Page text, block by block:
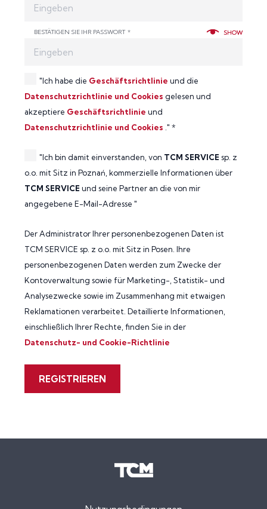
BESTÄTIGEN SIE IHR PASSWORT * SHOW
SHOW
"Ich habe die Geschäftsrichtlinie und die
Datenschutzrichtlinie und Cookies gelesen und
akzeptiere Geschäftsrichtlinie und
Datenschutzrichtlinie und Cookies ." *
"Ich bin damit einverstanden, von TCM SERVICE sp. z
o.o. mit Sitz in Poznań, kommerzielle Informationen über
TCM SERVICE und seine Partner an die von mir
angegebene E-Mail-Adresse "
Der Administrator Ihrer personenbezogenen Daten ist
TCM SERVICE sp. z o.o. mit Sitz in Posen. Ihre
personenbezogenen Daten werden zum Zwecke der
Kontoverwaltung sowie für Marketing-, Statistik- und
Analysezwecke sowie im Zusammenhang mit etwaigen
Reklamationen verarbeitet. Detaillierte Informationen,
einschließlich Ihrer Rechte, finden Sie in der
Datenschutz- und Cookie-Richtlinie
REGISTRIEREN